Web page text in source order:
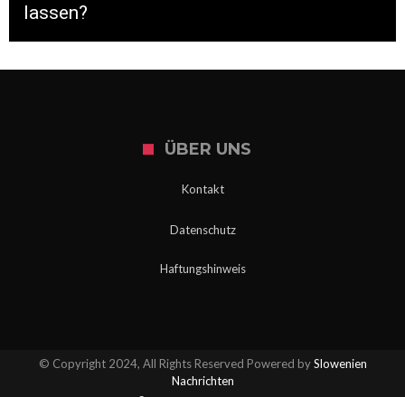
lassen?
ÜBER UNS
Kontakt
Datenschutz
Haftungshinweis
© Copyright 2024, All Rights Reserved Powered bySlowenien
Nachrichten